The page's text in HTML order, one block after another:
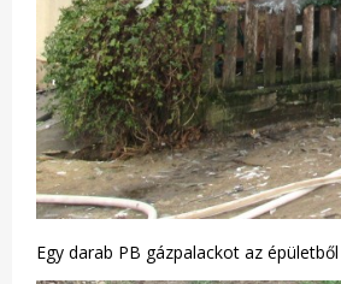
Egy darab PB gázpalackot az